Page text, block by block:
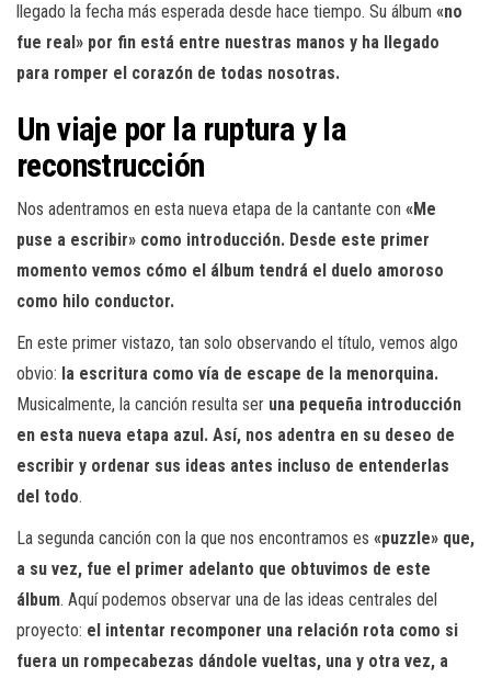
llegado la fecha más esperada desde hace tiempo. Su álbum «no
fue real» por fin está entre nuestras manos y ha llegado
para romper el corazón de todas nosotras.
Un viaje por la ruptura y la
reconstrucción
Nos adentramos en esta nueva etapa de la cantante con «Me
puse a escribir» como introducción. Desde este primer
momento vemos cómo el álbum tendrá el duelo amoroso
como hilo conductor.
En este primer vistazo, tan solo observando el título, vemos algo
obvio: la escritura como vía de escape de la menorquina.
Musicalmente, la canción resulta ser una pequeña introducción
en esta nueva etapa azul. Así, nos adentra en su deseo de
escribir y ordenar sus ideas antes incluso de entenderlas
del todo.
La segunda canción con la que nos encontramos es «puzzle» que,
a su vez, fue el primer adelanto que obtuvimos de este
álbum. Aquí podemos observar una de las ideas centrales del
proyecto: el intentar recomponer una relación rota como si
fuera un rompecabezas dándole vueltas, una y otra vez, a